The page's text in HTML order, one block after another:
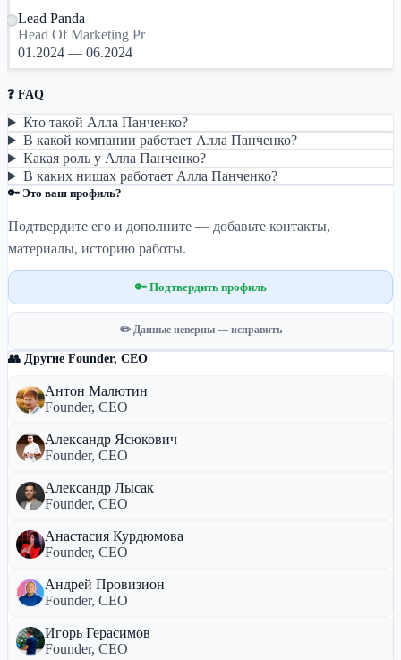
Lead Panda
Head Of Marketing Pr
01.2024 — 06.2024
❓ FAQ
Кто такой Алла Панченко?
В какой компании работает Алла Панченко?
Какая роль у Алла Панченко?
В каких нишах работает Алла Панченко?
🔑 Это ваш профиль?
Подтвердите его и дополните — добавьте контакты,
материалы, историю работы.
🔑 Подтвердить профиль
✏️ Данные неверны — исправить
👥 Другие Founder, CEO
Антон Малютин
Founder, CEO
Александр Ясюкович
Founder, CEO
Александр Лысак
Founder, CEO
Анастасия Курдюмова
Founder, CEO
Андрей Провизион
Founder, CEO
Игорь Герасимов
Founder, CEO